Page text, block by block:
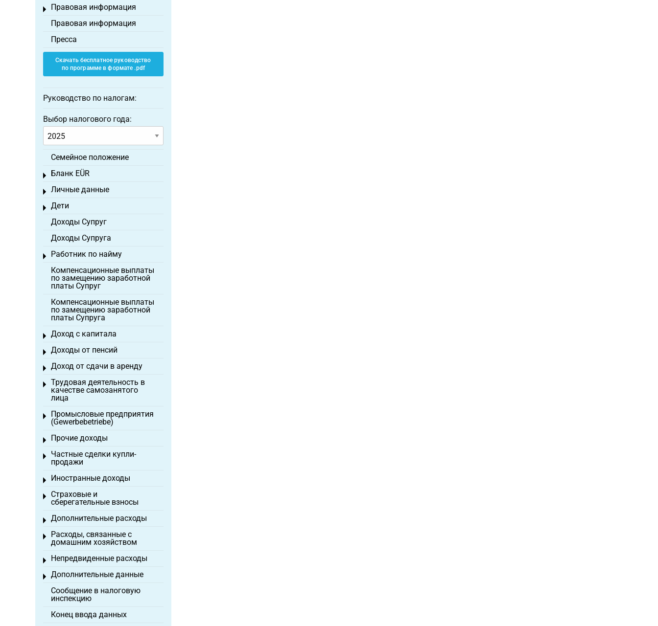
Правовая информация
Toggle menu
Правовая информация
Пресса
Скачать бесплатное руководство
по программе в формате .pdf
Руководство по налогам:
Выбор налогового года:
Семейное положение
Бланк EÜR
Toggle menu
Личные данные
Toggle menu
Дети
Toggle menu
Доходы Супруг
Доходы Супруга
Работник по найму
Toggle menu
Компенсационные выплаты
по замещению заработной
платы Супруг
Компенсационные выплаты
по замещению заработной
платы Супруга
Доход с капитала
Toggle menu
Доходы от пенсий
Toggle menu
Доход от сдачи в аренду
Toggle menu
Трудовая деятельность в
качестве самозанятого
лица
Toggle menu
Промысловые предприятия
(Gewerbebetriebe)
Toggle menu
Прочие доходы
Toggle menu
Частные сделки купли-
продажи
Toggle menu
Иностранные доходы
Toggle menu
Страховые и
сберегательные взносы
Toggle menu
Дополнительные расходы
Toggle menu
Расходы, связанные с
домашним хозяйством
Toggle menu
Непредвиденные расходы
Toggle menu
Дополнительные данные
Toggle menu
Сообщение в налоговую
инспекцию
Конец ввода данных